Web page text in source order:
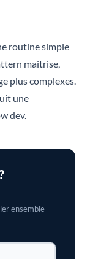
routine simple
maitrise,
plus complexes.
une
dev.
ensemble